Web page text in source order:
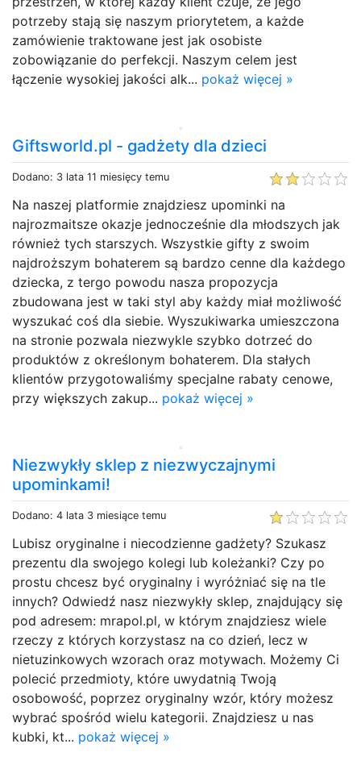
potrzeby stają się naszym priorytetem, a każde
zamówienie traktowane jest jak osobiste
zobowiązanie do perfekcji. Naszym celem jest
łączenie wysokiej jakości alk... pokaż więcej »
Giftsworld.pl - gadżety dla dzieci
Dodano: 3 lata 11 miesięcy temu
Na naszej platformie znajdziesz upominki na
najrozmaitsze okazje jednocześnie dla młodszych jak
również tych starszych. Wszystkie gifty z swoim
najdroższym bohaterem są bardzo cenne dla każdego
dziecka, z tergo powodu nasza propozycja
zbudowana jest w taki styl aby każdy miał możliwość
wyszukać coś dla siebie. Wyszukiwarka umieszczona
na stronie pozwala niezwykle szybko dotrzeć do
produktów z określonym bohaterem. Dla stałych
klientów przygotowaliśmy specjalne rabaty cenowe,
przy większych zakup... pokaż więcej »
Niezwykły sklep z niezwyczajnymi
upominkami!
Dodano: 4 lata 3 miesiące temu
Lubisz oryginalne i niecodzienne gadżety? Szukasz
prezentu dla swojego kolegi lub koleżanki? Czy po
prostu chcesz być oryginalny i wyróżniać się na tle
innych? Odwiedź nasz niezwykły sklep, znajdujący się
pod adresem: mrapol.pl, w którym znajdziesz wiele
rzeczy z których korzystasz na co dzień, lecz w
nietuzinkowych wzorach oraz motywach. Możemy Ci
polecić przedmioty, które uwydatnią Twoją
osobowość, poprzez oryginalny wzór, który możesz
wybrać spośród wielu kategorii. Znajdziesz u nas
kubki, kt... pokaż więcej »